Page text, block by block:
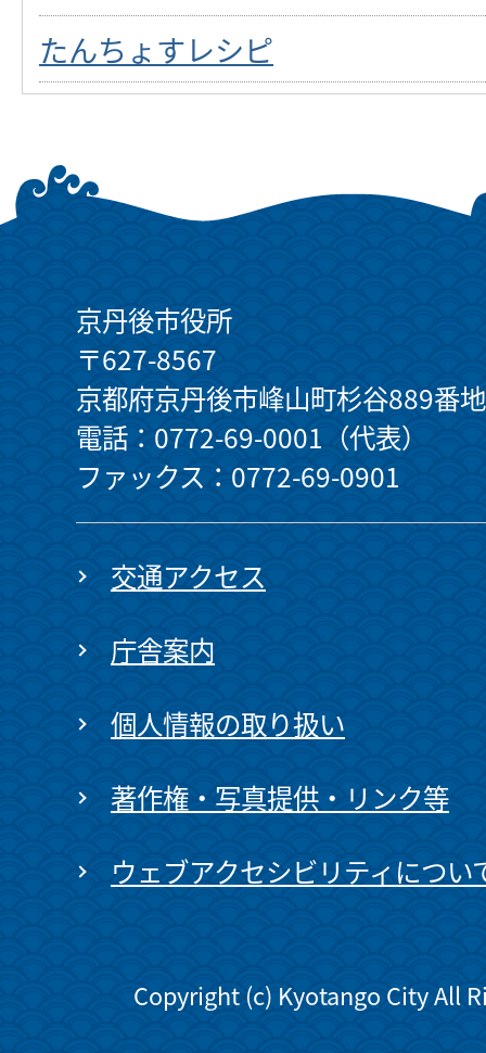
たんちょすレシピ
京丹後市役所
〒627-8567
京都府京丹後市峰山町杉谷889番地
電話：0772-69-0001（代表）
ファックス：0772-69-0901
交通アクセス
庁舎案内
個人情報の取り扱い
著作権・写真提供・リンク等
ウェブアクセシビリティについ
Copyright (c) Kyotango City All